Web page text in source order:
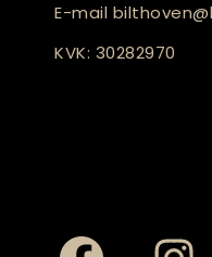
E-mail
KVK: 30282970